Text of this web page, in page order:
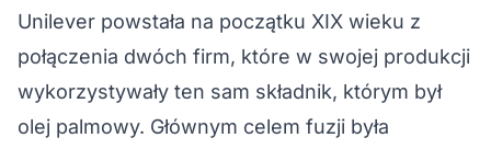
Unilever powstała na początku XIX wieku z
połączenia dwóch firm, które w swojej produkcji
wykorzystywały ten sam składnik, którym był
olej palmowy. Głównym celem fuzji była